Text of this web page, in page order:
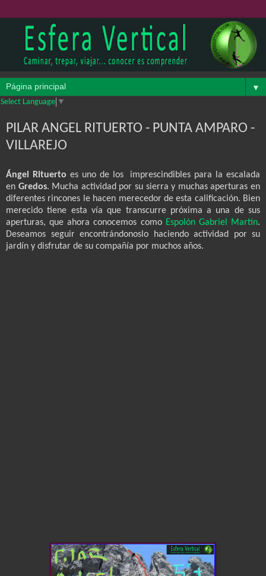
▼
Select Language ▼
PILAR ANGEL RITUERTO - PUNTA AMPARO -
VILLAREJO
Ángel Rituerto es uno de los
imprescindibles para la escalada
en Gredos. Mucha actividad por su sierra y muchas aperturas en
diferentes rincones le hacen merecedor de esta calificación. Bien
merecido tiene esta vía que transcurre próxima a una de sus
aperturas, que ahora conocemos como Espolón Gabriel Martín.
Deseamos seguir encontrándonoslo haciendo actividad por su
jardín y disfrutar de su compañía por muchos años.